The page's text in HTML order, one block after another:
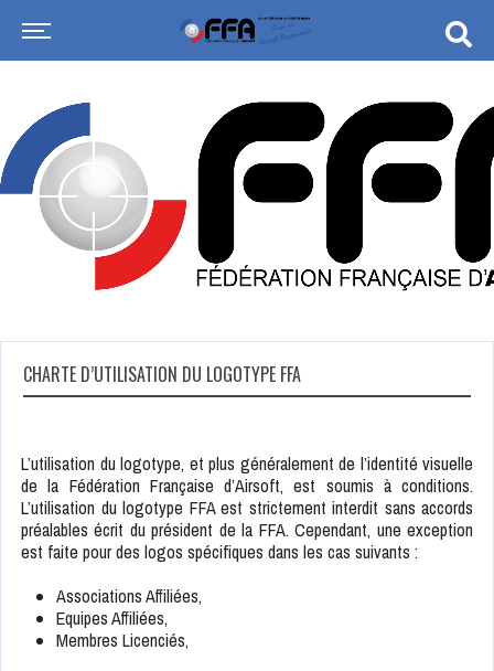
CHARTE D’UTILISATION DU LOGOTYPE FFA
L’utilisation du logotype, et plus généralement de l’identité visuelle
de la Fédération Française d’Airsoft, est soumis à conditions.
L’utilisation du logotype FFA est strictement interdit sans accords
préalables écrit du président de la FFA. Cependant, une exception
est faite pour des logos spécifiques dans les cas suivants :
Associations Affiliées,
Equipes Affiliées,
Membres Licenciés,